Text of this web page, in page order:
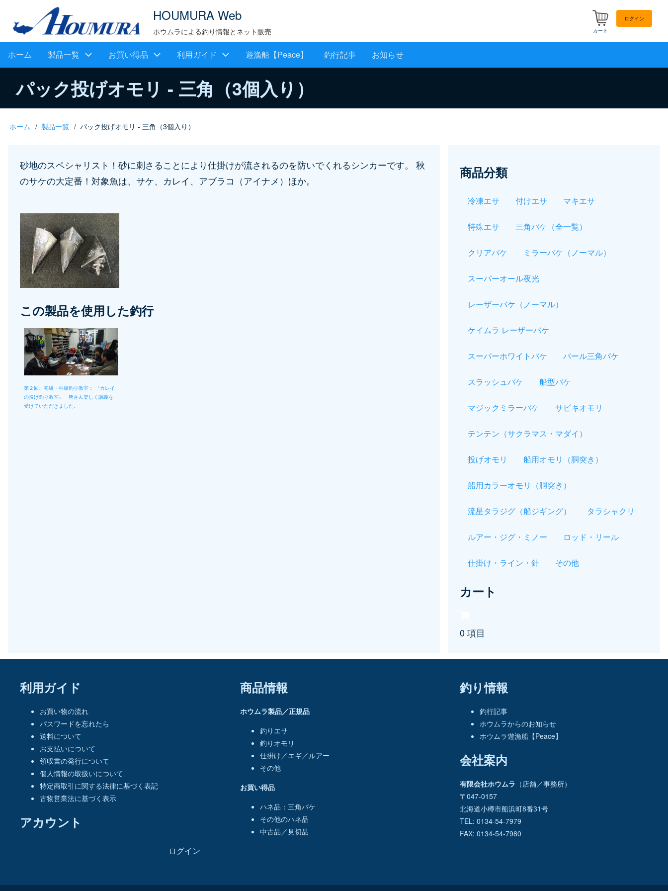
ン
コ
ン
HOUMURA Web
ホウムラによる釣り情報とネット販売 カート
ログイン
メ
ナ
ホーム 製品一覧 お買い得品 利用ガイド 遊漁船【Peace】 釣行記事 お知らせ
パック投げオモリ - 三角（3個入り）
パホーム 製品一覧 パック投げオモリ - 三角（3個入り）
砂地のスペシャリスト！砂に刺さることにより仕掛けが流されるのを防いでくれるシンカーです。 秋
のサケの大定番！対象魚は、サケ、カレイ、アブラコ（アイナメ）ほか。
この製品を使用した釣行
第２回、初級・中級釣り教室： 『カレイ
の投げ釣り教室』 皆さん楽しく講義を
受けていただきました。
商品分類
冷凍エサ 付けエサ マキエサ
特殊エサ 三角バケ（全一覧）
クリアバケ ミラーバケ（ノーマル）
スーパーオール夜光
レーザーバケ（ノーマル）
ケイムラ レーザーバケ
スーパーホワイトバケ パール三角バケ
スラッシュバケ 船型バケ
マジックミラーバケ サビキオモリ
テンテン（サクラマス・マダイ）
投げオモリ 船用オモリ（胴突き）
船用カラーオモリ（胴突き）
流星タラジグ（船ジギング） タラシャクリ
ルアー・ジグ・ミノー ロッド・リール
仕掛け・ライン・針 その他
カート
0 項目
利用ガイド
お買い物の流れ
パスワードを忘れたら
送料について
お支払いについて
領収書の発行について
個人情報の取扱いについて
特定商取引に関する法律に基づく表記
古物営業法に基づく表示
アカウント
ログイン
商品情報
ホウムラ製品／正規品
釣りエサ
釣りオモリ
仕掛け／エギ／ルアー
その他
お買い得品
ハネ品：三角バケ
その他のハネ品
中古品／見切品
釣り情報
釣行記事
ホウムラからのお知らせ
ホウムラ遊漁船【Peace】
会社案内
有限会社ホウムラ （店舗／事務所）
〒047-0157
北海道小樽市船浜町8番31号
TEL: 0134-54-7979
FAX: 0134-54-7980